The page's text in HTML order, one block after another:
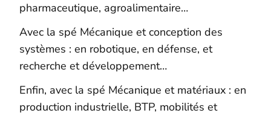
pharmaceutique, agroalimentaire…
Avec la spé Mécanique et conception des
systèmes : en robotique, en défense, et
recherche et développement…
Enfin, avec la spé Mécanique et matériaux : en
production industrielle, BTP, mobilités et